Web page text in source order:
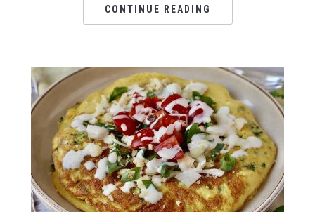
CONTINUE READING